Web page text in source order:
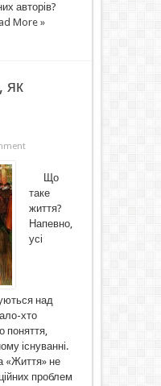
авторів?
More »
як
Що
таке
життя?
Напевно,
усі
над
хто
поняття,
існуванні.
«Життя» не
проблем